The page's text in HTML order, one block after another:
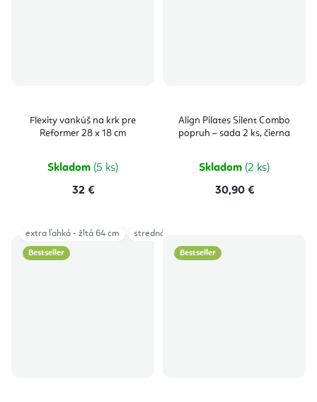
Flexity vankúš na krk pre
Reformer 28 x 18 cm
Skladom (5 ks)
32 €
Align Pilates Silent Combo
popruh – sada 2 ks, čierna
Skladom (2 ks)
30,90 €
Bestseller
extra ľahká - žltá 64 cm stredná - fialová 64 cm
Bestseller